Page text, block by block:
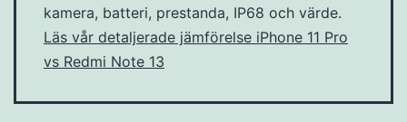
kamera, batteri, prestanda, IP68 och värde.
Läs vår detaljerade jämförelse iPhone 11 Pro
vs Redmi Note 13